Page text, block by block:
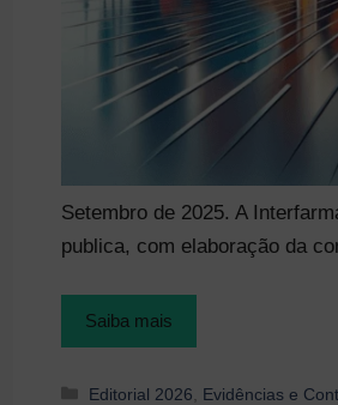
Setembro de 2025. A
publica, com elaboração da
Saiba mais
Categorias
Editorial 2026 Evidências e